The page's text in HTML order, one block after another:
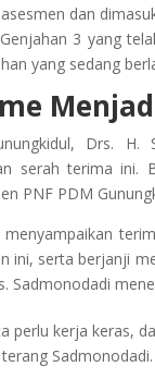
dan
3 yang
yang sedang
Drs. H.
serah terima ini.
PNF PDM
ini, serta berjanji
Sadmonodadi
perlu kerja keras,
Sadmonodadi.